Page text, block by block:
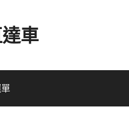
車